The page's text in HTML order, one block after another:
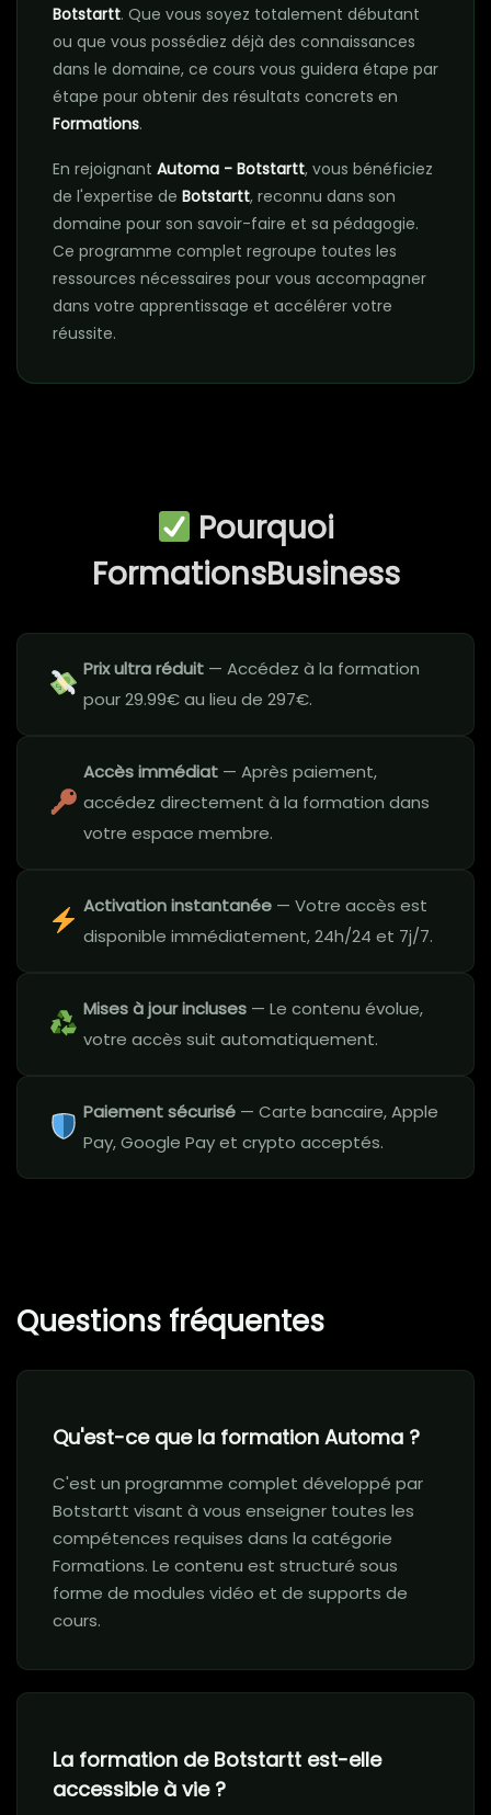
Botstartt. Que vous soyez totalement débutant
ou que vous possédiez déjà des connaissances
dans le domaine, ce cours vous guidera étape par
étape pour obtenir des résultats concrets en
Formations.
En rejoignant Automa - Botstartt, vous bénéficiez
de l'expertise de Botstartt, reconnu dans son
domaine pour son savoir-faire et sa pédagogie.
Ce programme complet regroupe toutes les
ressources nécessaires pour vous accompagner
dans votre apprentissage et accélérer votre
réussite.
Pourquoi
FormationsBusiness
Prix ultra réduit — Accédez à la formation
pour 29.99€ au lieu de 297€.
Accès immédiat — Après paiement,
accédez directement à la formation dans
votre espace membre.
Activation instantanée — Votre accès est
disponible immédiatement, 24h/24 et 7j/7.
Mises à jour incluses — Le contenu évolue,
votre accès suit automatiquement.
Paiement sécurisé — Carte bancaire, Apple
Pay, Google Pay et crypto acceptés.
Questions fréquentes
Qu'est-ce que la formation Automa ?
C'est un programme complet développé par
Botstartt visant à vous enseigner toutes les
compétences requises dans la catégorie
Formations. Le contenu est structuré sous
forme de modules vidéo et de supports de
cours.
La formation de Botstartt est-elle
accessible à vie ?